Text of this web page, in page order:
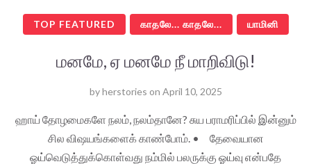
TOP FEATURED காதலே... காதலே... யாமினி
மனமே, ஏ மனமே நீ மாறிவிடு!
byherstories on April 10, 2025
ஹாய் தோழமைகளே நலம், நலம்தானே? சுய பராமரிப்பில் இன்னும்
சில விஷயங்களைக் காண்போம். • தேவையான
ஓய்வெடுத்துக்கொள்வது நம்மில் பலருக்கு ஓய்வு என்பதே